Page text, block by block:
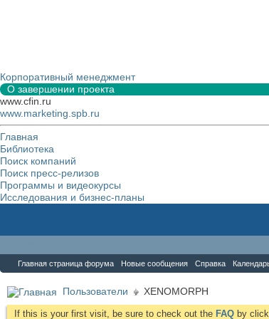
Корпоративный менеджмент
О завершении проекта
www.cfin.ru
www.marketing.spb.ru
Главная
Библиотека
Поиск компаний
Поиск пресс-релизов
Программы и видеокурсы
Исследования и бизнес-планы
Главная страница форума Новые сообщения Справка
Пользователи XENOMORPH
If this is your first visit, be sure to check out the FAQ by